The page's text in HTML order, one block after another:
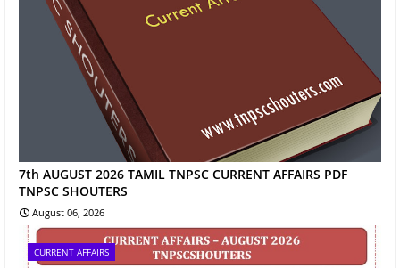
7th AUGUST 2026 TAMIL TNPSC CURRENT AFFAIRS PDF
TNPSC SHOUTERS
August 06, 2026
CURRENT AFFAIRS